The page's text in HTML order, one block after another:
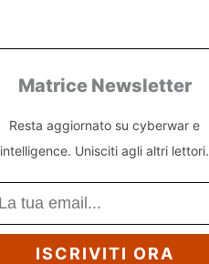
Matrice Newsletter
Resta aggiornato su cyberwar e
intelligence. Unisciti agli altri lettori.
ISCRIVITI ORA